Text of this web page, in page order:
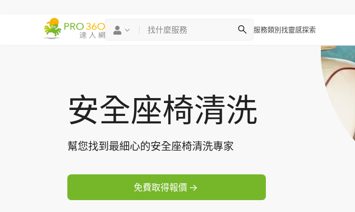
服務類別找靈感探索
安全座椅清洗
幫您找到最細心的安全座椅清洗專家
免費取得報價